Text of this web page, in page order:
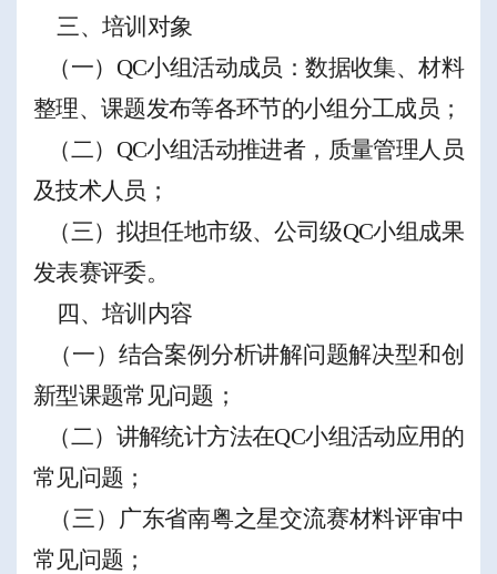
三、 培训对象
（一） QC小组活动成员：数据收集、材料
整理、课题发布等各环节的小组分工成员 ；
（二） QC小组活动推进者， 质量管理人员
及技术人员；
（三） 拟担任地市级、公司级QC小组成果
发表赛评委。
四、培训内容
（一） 结合案例分析讲解问题解决型和创
新型课题常见问题 ；
（二） 讲解统计方法在QC小组活动应用的
常见问题；
（三） 广东省南粤之星交流赛材料评审中
常见问题；